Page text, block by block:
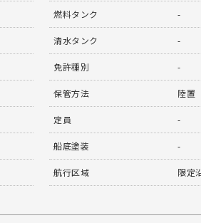
燃料タンク -
清水タンク -
免許種別 -
保管方法 陸置
定員 -
船底塗装 -
航行区域 限定